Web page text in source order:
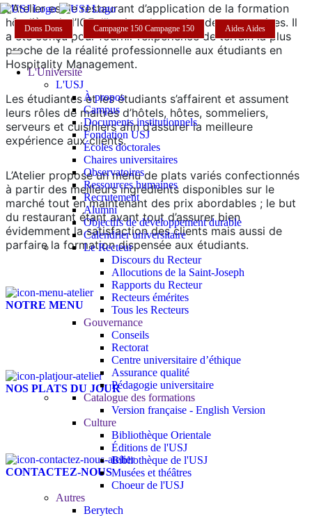
Dons Dons Campagne 150 Campagne 150 AidesAides
L'Université
L'USJ
À propos
Campus
Documents institutionnels
Fondation USJ
Écoles doctorales
Chaires universitaires
Observatoires
Ressources humaines
Recrutement
Alumni
Objectifs de développement durable
Calendrier universitaire
Le Recteur
Discours du Recteur
Allocutions de la Saint-Joseph
Rapports du Recteur
Recteurs émérites
Tous les Recteurs
Gouvernance
Conseils
Rectorat
Centre universitaire d’éthique
Assurance qualité
Pédagogie universitaire
Catalogue des formations
Version française - English Version
Culture
Bibliothèque Orientale
Éditions de l'USJ
Bibliothèque de l'USJ
Musées et théâtres
Choeur de l'USJ
Autres
Berytech
L’Atelier est le restaurant d’application de la formation
hôtelière de l’IGE, l’Institut de gestion des entreprises. Il
a été conçu pour fournir l’expérience de terrain la plus
proche de la réalité professionnelle aux étudiants en
Hospitality Management.
Les étudiantes et les étudiants s’affairent et assument
leurs rôles de maitres d’hôtels, hôtes, sommeliers,
serveurs et cuisiniers afin d’assurer la meilleure
expérience aux clients.
L’Atelier propose un menu de plats variés confectionnés
à partir des meilleurs ingrédients disponibles sur le
marché tout en maintenant des prix abordables ; le but
du restaurant étant avant tout d’assurer bien
évidemment la satisfaction des clients mais aussi de
parfaire la formation dispensée aux étudiants.
NOTRE MENU
NOS PLATS DU JOUR
CONTACTEZ-NOUS